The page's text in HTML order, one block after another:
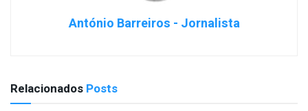
António Barreiros - Jornalista
Relacionados Posts